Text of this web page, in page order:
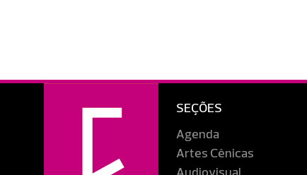
SEÇÕES
Agenda
Artes Cênicas